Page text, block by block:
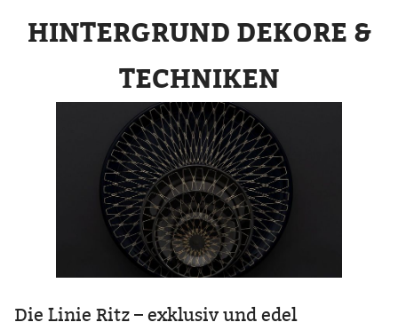
HINTERGRUND DEKORE &
TECHNIKEN
Die Linie Ritz – exklusiv und edel